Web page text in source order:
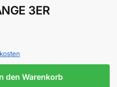
3ER
den Warenkorb